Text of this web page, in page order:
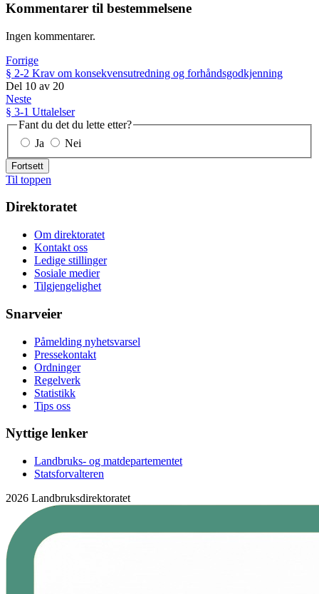
Kommentarer til bestemmelsene
Ingen kommentarer.
Forrige
§ 2-2 Krav om konsekvensutredning og forhåndsgodkjenning
Del 10 av 20
Neste
§ 3-1 Uttalelser
Fant du det du lette etter?
Ja
Nei
Fortsett
Til toppen
Direktoratet
Om direktoratet
Kontakt oss
Ledige stillinger
Sosiale medier
Tilgjengelighet
Snarveier
Påmelding nyhetsvarsel
Pressekontakt
Ordninger
Regelverk
Statistikk
Tips oss
Nyttige lenker
Landbruks- og matdepartementet
Statsforvalteren
2026 Landbruksdirektoratet